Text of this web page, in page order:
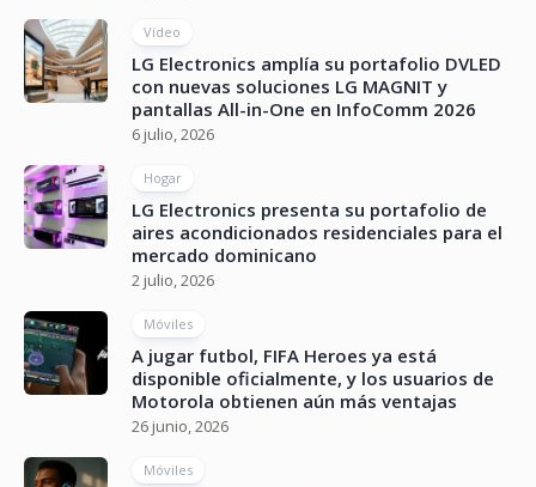
Vídeo
LG Electronics amplía su portafolio DVLED
con nuevas soluciones LG MAGNIT y
pantallas All-in-One en InfoComm 2026
6 julio, 2026
Hogar
LG Electronics presenta su portafolio de
aires acondicionados residenciales para el
mercado dominicano
2 julio, 2026
Móviles
A jugar futbol, FIFA Heroes ya está
disponible oficialmente, y los usuarios de
Motorola obtienen aún más ventajas
26 junio, 2026
Móviles